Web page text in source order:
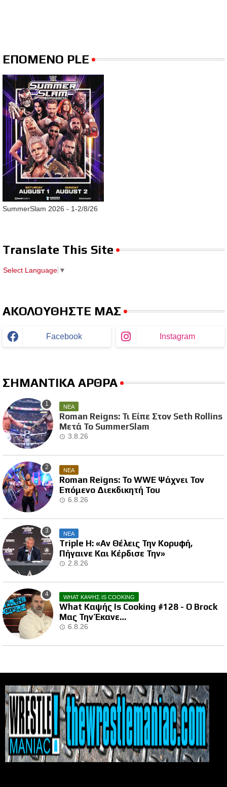
ΕΠΟΜΕΝΟ PLE
SummerSlam 2026 - 1-2/8/26
Translate This Site
Select Language ▼
ΑΚΟΛΟΥΘΗΣΤΕ ΜΑΣ
Facebook Instagram
ΣΗΜΑΝΤΙΚΑ ΑΡΘΡΑ
ΝΕΑ
Roman Reigns: Τι Είπε Στον Seth Rollins
Μετά Το SummerSlam
3.8.26
ΝΕΑ
Roman Reigns: Το WWE Ψάχνει Τον
Επόμενο Διεκδικητή Του
6.8.26
ΝΕΑ
Triple H: «Αν Θέλεις Την Κορυφή,
Πήγαινε Και Κέρδισε Την»
2.8.26
WHAT ΚΑΨΗΣ IS COOKING
What Καψής Is Cooking #128 - Ο Brock
Μας Την Έκανε…
6.8.26